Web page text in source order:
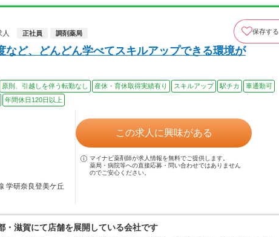
正社員 調剤薬局 保存する
ど、どんどん学べてスキルアップできる環境が
原則、引越しを伴う転勤なし 産休・育休取得実績有り スキルアップ 駅チカ
車通勤可
年間休日120日以上
学研奈良登美ケ丘
この求人に興味がある
マイナビ薬剤師が求人情報を無料でご提供します。
薬局・病院等への直接応募・問い合わせではありません
のでご安心ください。
・滋賀にて店舗を展開している会社です